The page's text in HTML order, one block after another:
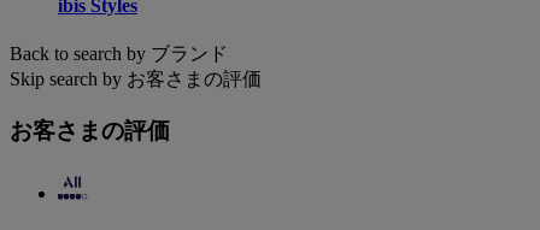
ibis Styles
Back to search by ブランド
Skip search by お客さまの評価
お客さまの評価